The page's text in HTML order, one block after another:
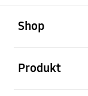
Shop
Produkt